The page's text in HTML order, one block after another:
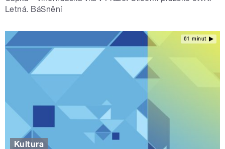
Letná. BáSnění
61 minut
Kultura